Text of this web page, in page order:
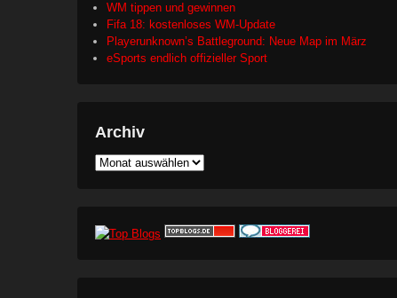
WM tippen und gewinnen
Fifa 18: kostenloses WM-Update
Playerunknown’s Battleground: Neue Map im März
eSports endlich offizieller Sport
Archiv
Archiv